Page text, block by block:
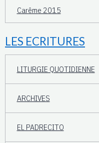
Carême 2015
LES ECRITURES
LITURGIE QUOTIDIENNE
ARCHIVES
EL PADRECITO